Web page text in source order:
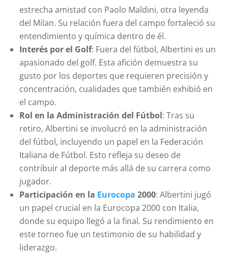
estrecha amistad con Paolo Maldini, otra leyenda
del Milan. Su relación fuera del campo fortaleció su
entendimiento y química dentro de él.
Interés por el Golf: Fuera del fútbol, Albertini es un
apasionado del golf. Esta afición demuestra su
gusto por los deportes que requieren precisión y
concentración, cualidades que también exhibió en
el campo.
Rol en la Administración del Fútbol: Tras su
retiro, Albertini se involucró en la administración
del fútbol, incluyendo un papel en la Federación
Italiana de Fútbol. Esto refleja su deseo de
contribuir al deporte más allá de su carrera como
jugador.
Participación en la Eurocopa 2000: Albertini jugó
un papel crucial en la Eurocopa 2000 con Italia,
donde su equipo llegó a la final. Su rendimiento en
este torneo fue un testimonio de su habilidad y
liderazgo.